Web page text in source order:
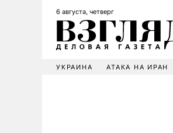
6 августа, четверг
УКРАИНА АТАКА НА ИРАН